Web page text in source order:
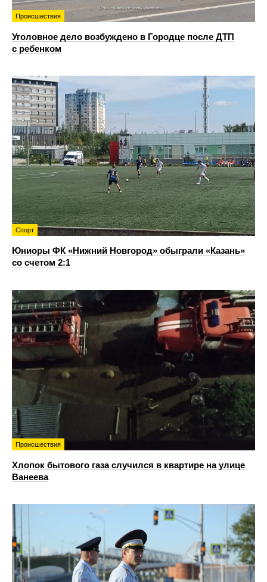
Происшествия
Уголовное дело возбуждено в Городце после ДТП
с ребенком
Спорт
Юниоры ФК «Нижний Новгород» обыграли «Казань»
со счетом 2:1
Происшествия
Хлопок бытового газа случился в квартире на улице
Ванеева